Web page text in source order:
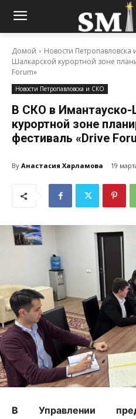
Домой Новости Петропавловска
Шалкарской курортной зоне
Forum»
Новости Петропавловска и СКО
В СКО в Имантауско-
курортной зоне
фестиваль «Drive
By Анастасия Харламова 19
В Управлении